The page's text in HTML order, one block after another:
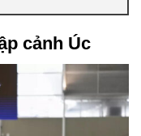
cảnh Úc